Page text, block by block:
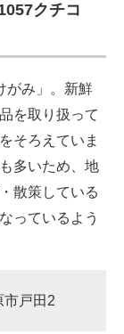
クチコ
がみ」。新鮮
を取り扱って
そろえていま
多いため、地
散策している
っているよう
市戸田2